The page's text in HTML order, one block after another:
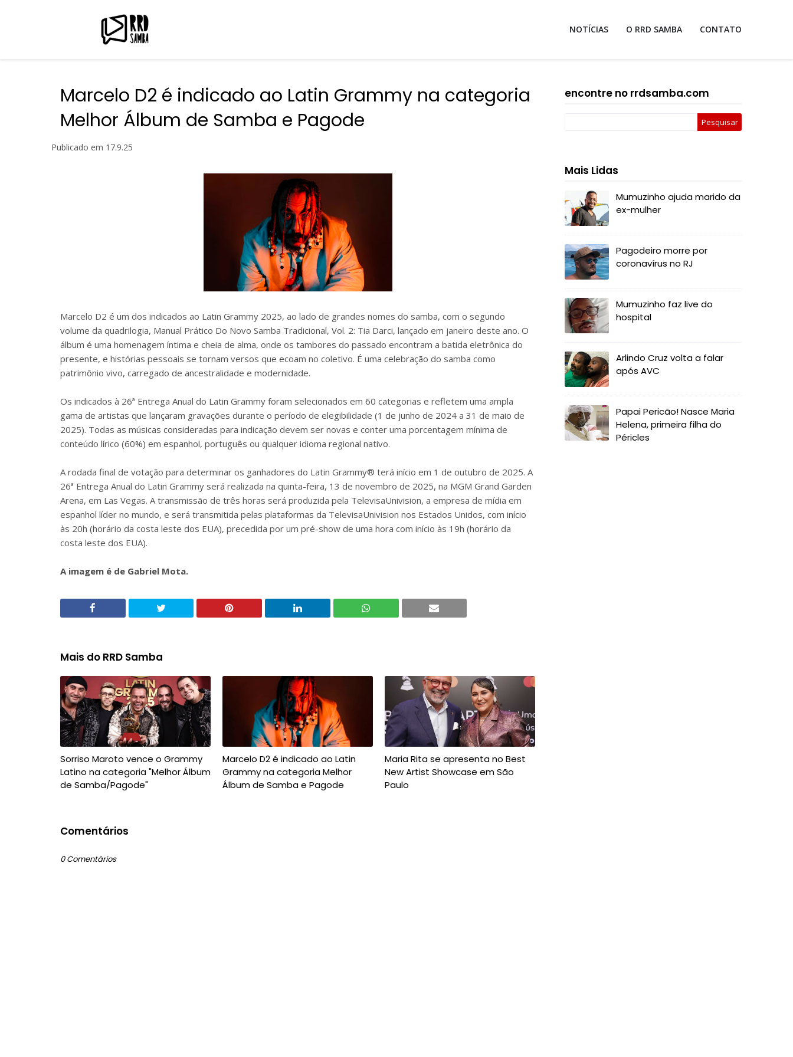
NOTÍCIAS O RRD SAMBA CONTATO
Marcelo D2 é indicado ao Latin Grammy na categoria
Melhor Álbum de Samba e Pagode
Publicado em 17.9.25
Marcelo D2 é um dos indicados ao Latin Grammy 2025, ao lado de grandes nomes do samba, com o segundo
volume da quadrilogia, Manual Prático Do Novo Samba Tradicional, Vol. 2: Tia Darci, lançado em janeiro deste ano. O
álbum é uma homenagem íntima e cheia de alma, onde os tambores do passado encontram a batida eletrônica do
presente, e histórias pessoais se tornam versos que ecoam no coletivo. É uma celebração do samba como
patrimônio vivo, carregado de ancestralidade e modernidade.
Os indicados à 26ª Entrega Anual do Latin Grammy foram selecionados em 60 categorias e refletem uma ampla
gama de artistas que lançaram gravações durante o período de elegibilidade (1 de junho de 2024 a 31 de maio de
2025). Todas as músicas consideradas para indicação devem ser novas e conter uma porcentagem mínima de
conteúdo lírico (60%) em espanhol, português ou qualquer idioma regional nativo.
A rodada final de votação para determinar os ganhadores do Latin Grammy® terá início em 1 de outubro de 2025. A
26ª Entrega Anual do Latin Grammy será realizada na quinta-feira, 13 de novembro de 2025, na MGM Grand Garden
Arena, em Las Vegas. A transmissão de três horas será produzida pela TelevisaUnivision, a empresa de mídia em
espanhol líder no mundo, e será transmitida pelas plataformas da TelevisaUnivision nos Estados Unidos, com início
às 20h (horário da costa leste dos EUA), precedida por um pré-show de uma hora com início às 19h (horário da
costa leste dos EUA).
A imagem é de Gabriel Mota.
Mais do RRD Samba
Sorriso Maroto vence o Grammy
Latino na categoria "Melhor Álbum
de Samba/Pagode"
Marcelo D2 é indicado ao Latin
Grammy na categoria Melhor
Álbum de Samba e Pagode
Maria Rita se apresenta no Best
New Artist Showcase em São
Paulo
Comentários
0 Comentários
encontre no rrdsamba.com
Mais Lidas
Mumuzinho ajuda marido da
ex-mulher
Pagodeiro morre por
coronavírus no RJ
Mumuzinho faz live do
hospital
Arlindo Cruz volta a falar
após AVC
Papai Pericão! Nasce Maria
Helena, primeira filha do
Péricles